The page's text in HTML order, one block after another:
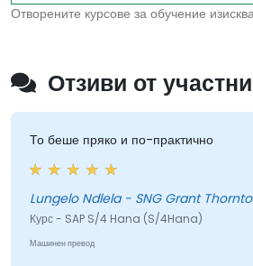
Отворените курсове за обучение
Отзиви от
То беше пряко и по-практично
Lungelo Ndlela - SNG Grant Thornton
Курс - SAP S/4 Hana (S/4Hana)
Машинен превод